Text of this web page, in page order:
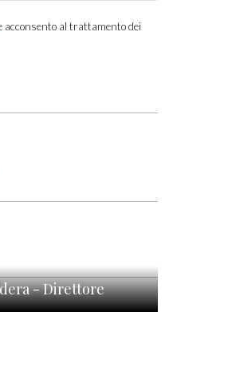
acconsento al trattamento dei
- Direttore